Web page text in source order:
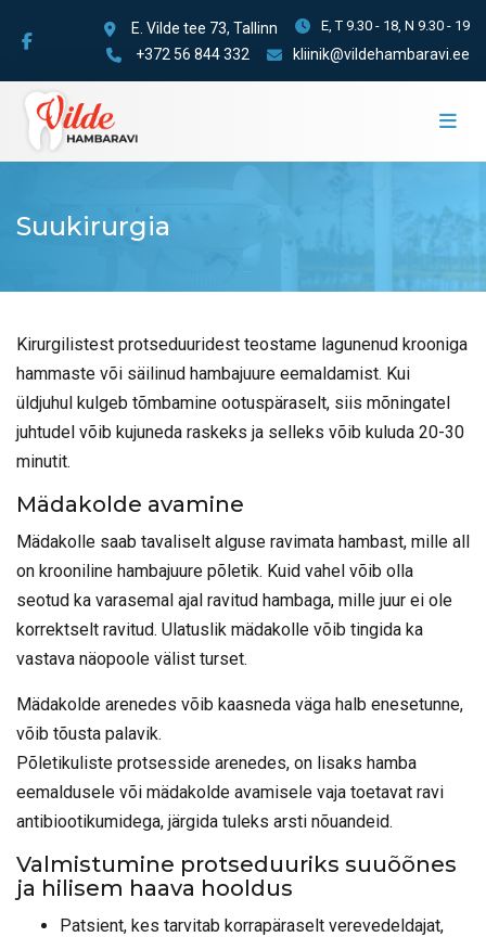
E. Vilde tee 73, Tallinn E, T 9.30 - 18, N 9.30 - 19
+372 56 844 332 kliinik@vildehambaravi.ee
Suukirurgia
Kirurgilistest protseduuridest teostame lagunenud krooniga
hammaste või säilinud hambajuure eemaldamist. Kui
üldjuhul kulgeb tõmbamine ootuspäraselt, siis mõningatel
juhtudel võib kujuneda raskeks ja selleks võib kuluda 20-30
minutit.
Mädakolde avamine
Mädakolle saab tavaliselt alguse ravimata hambast, mille all
on krooniline hambajuure põletik. Kuid vahel võib olla
seotud ka varasemal ajal ravitud hambaga, mille juur ei ole
korrektselt ravitud. Ulatuslik mädakolle võib tingida ka
vastava näopoole välist turset.
Mädakolde arenedes võib kaasneda väga halb enesetunne,
võib tõusta palavik.
Põletikuliste protsesside arenedes, on lisaks hamba
eemaldusele või mädakolde avamisele vaja toetavat ravi
antibiootikumidega, järgida tuleks arsti nõuandeid.
Valmistumine protseduuriks suuõõnes
ja hilisem haava hooldus
Patsient, kes tarvitab korrapäraselt verevedeldajat,